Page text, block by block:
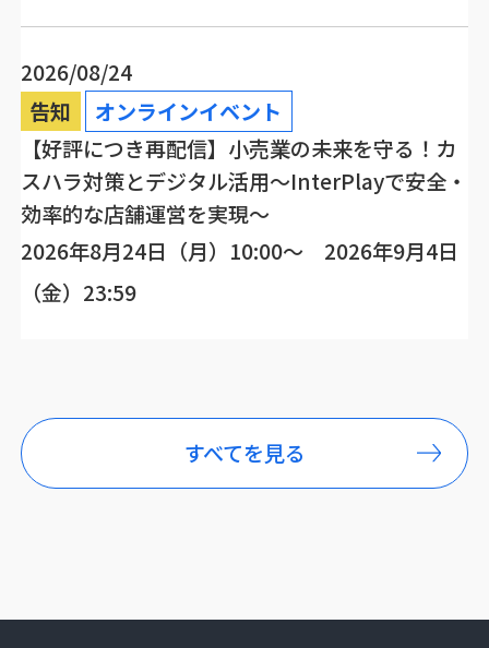
2026/08/24
告知
オンラインイベント
【好評につき再配信】小売業の未来を守る！カ
スハラ対策とデジタル活用～InterPlayで安全・
効率的な店舗運営を実現～
2026年8月24日（月）10:00～ 2026年9月4日
（金）23:59
すべてを見る